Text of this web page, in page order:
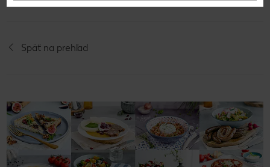
Späť na prehľad